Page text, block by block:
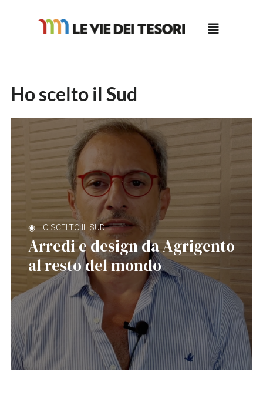
Ho scelto il Sud
◉ HO SCELTO IL SUD
Arredi e design da Agrigento
al resto del mondo